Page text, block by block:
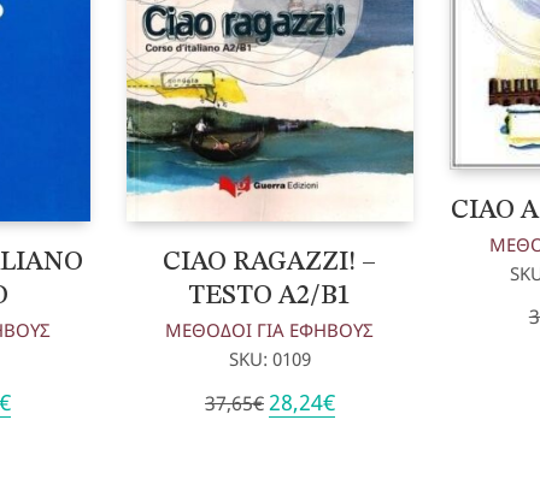
€Η
τρέχουσα
CIAO RAGAZZI! –
TESTO Α2/Β1
ΜΕΘΟΔΟΙ ΓΙΑ ΕΦΗΒΟΥΣ
SKU: 0109
37,65€ Original
price
28,24€Η
τρέχουσα
CIAO